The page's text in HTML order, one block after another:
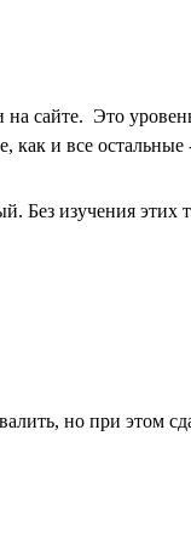
сайте. Это
как и все остальные
Без изучения этих
но при этом